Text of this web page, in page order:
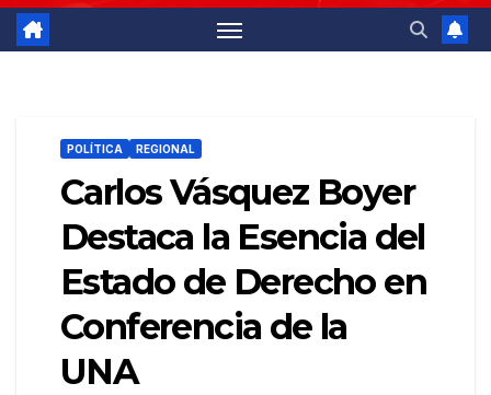
POLÍTICA REGIONAL
Carlos Vásquez Boyer
Destaca la Esencia del
Estado de Derecho en
Conferencia de la
UNA